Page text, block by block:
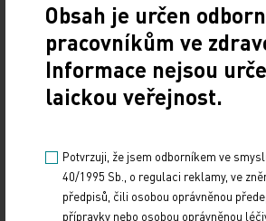
Obsah je určen
pracovníkům ve
Informace nejsou
laickou veřejnost.
Potvrzuji, že jsem odborníkem ve
40/1995 Sb., o regulaci reklamy, ve
předpisů, čili osobou oprávněnou
přípravky nebo osobou oprávněnou